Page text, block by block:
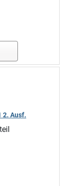
2. Ausf.